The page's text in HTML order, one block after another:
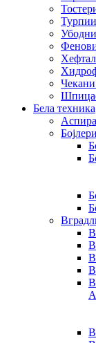
Бела техника
Бојлери